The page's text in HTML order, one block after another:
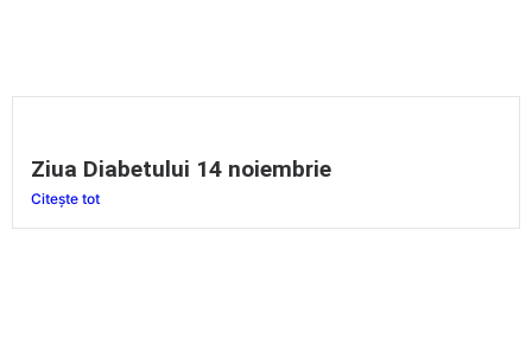
Ziua Diabetului 14 noiembrie
Citește tot